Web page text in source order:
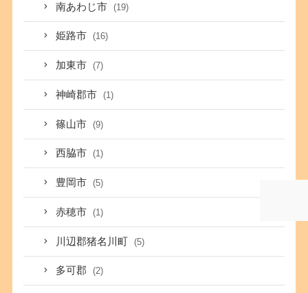
南あわじ市 (19)
姫路市 (16)
加東市 (7)
神崎郡市 (1)
篠山市 (9)
西脇市 (1)
豊岡市 (5)
赤穂市 (1)
川辺郡猪名川町 (5)
多可郡 (2)